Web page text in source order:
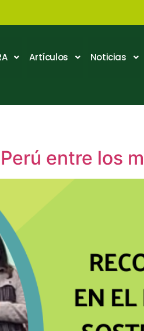
Artículos Noticias
entre los